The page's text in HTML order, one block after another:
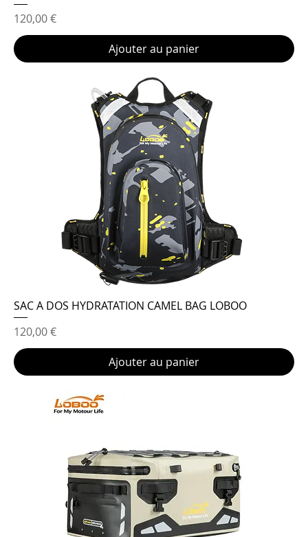
Prix
120,00 €
Ajouter au panier
SAC A DOS HYDRATATION CAMEL BAG LOBOO
Prix
120,00 €
Ajouter au panier